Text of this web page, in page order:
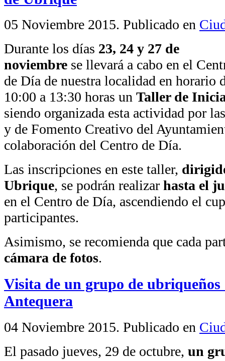
05 Noviembre 2015. Publicado en
Durante los días 23, 24 y 27 de
noviembre se llevará a cabo en el
de Día de nuestra localidad en horario
10:00 a 13:30 horas un Taller de
siendo organizada esta actividad por
y de Fomento Creativo del
colaboración del Centro de Día.
Las inscripciones en este taller,
Ubrique, se podrán realizar hasta el
en el Centro de Día, ascendiendo el
participantes.
Asimismo, se recomienda que cada
cámara de fotos.
Visita de un grupo de ubriqueños
Antequera
04 Noviembre 2015. Publicado en
El pasado jueves, 29 de octubre, un